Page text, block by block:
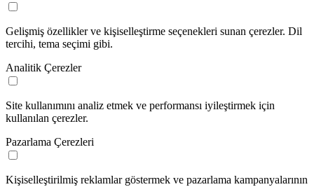
Gelişmiş özellikler ve kişiselleştirme seçenekleri sunan çerezler. Dil
tercihi, tema seçimi gibi.
Analitik Çerezler
Site kullanımını analiz etmek ve performansı iyileştirmek için
kullanılan çerezler.
Pazarlama Çerezleri
Kişiselleştirilmiş reklamlar göstermek ve pazarlama kampanyalarının